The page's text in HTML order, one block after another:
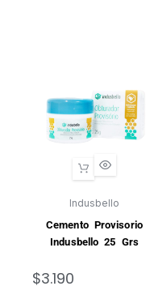
Indusbello
Cemento Provisorio
Indusbello 25 Grs
$3.190